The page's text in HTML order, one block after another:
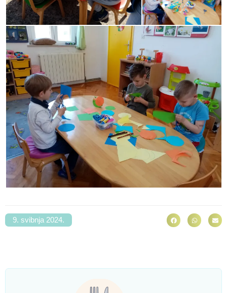
9. svibnja 2024.